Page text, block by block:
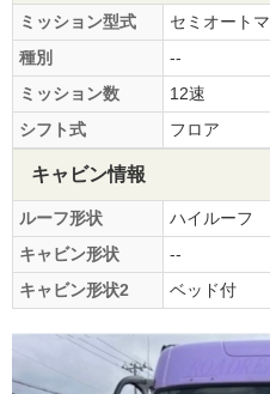
ミッション型式
セミオートマ
種別
--
ミッション数
12速
シフト式
フロア
キャビン情報
ルーフ形状
ハイルーフ
キャビン形状
--
キャビン形状2
ベッド付